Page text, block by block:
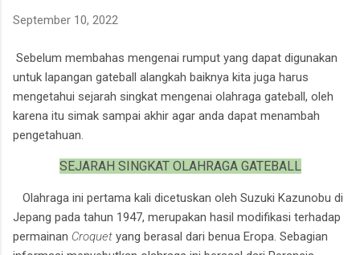
September 10, 2022
Sebelum membahas mengenai rumput yang dapat digunakan
untuk lapangan gateball alangkah baiknya kita juga harus
mengetahui sejarah singkat mengenai olahraga gateball, oleh
karena itu simak sampai akhir agar anda dapat menambah
pengetahuan.
SEJARAH SINGKAT OLAHRAGA GATEBALL
Olahraga ini pertama kali dicetuskan oleh Suzuki Kazunobu di
Jepang pada tahun 1947, merupakan hasil modifikasi terhadap
permainan Croquet yang berasal dari benua Eropa. Sebagian